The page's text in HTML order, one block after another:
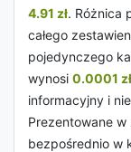
4.91 zł. Różnica
całego
pojedynczego
wynosi 0.0001 zł
informacyjny i
Prezentowane
bezpośrednio w